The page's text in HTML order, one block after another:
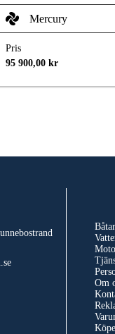
Mercury
Pris
95 900,00 kr
Båtar
Om